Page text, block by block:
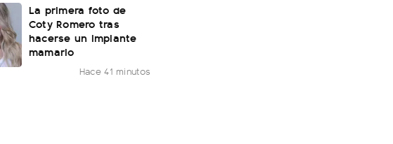
La primera foto de
Coty Romero tras
hacerse un implante
mamario
Hace 41 minutos